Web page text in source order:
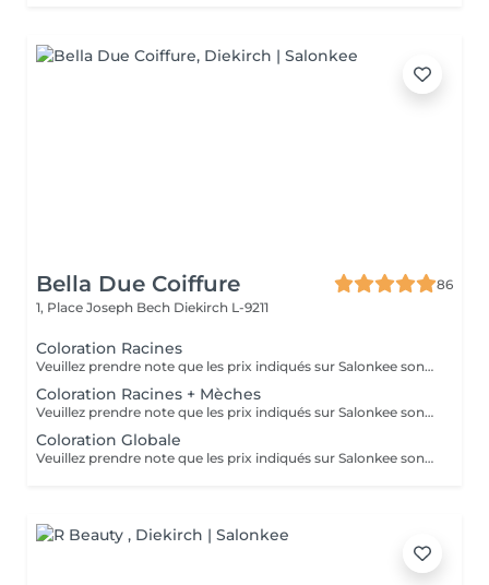
Bella Due Coiffure
86
1, Place Joseph Bech Diekirch L-9211
Coloration Racines
Veuillez prendre note que les prix indiqués sur Salonkee sont communiqués à titre informatif et s'entendent de base. Ces derniers sont susceptibles de varier selon le diagnostic réalisé à votre arrivée au salon et l'expertise du professionnel à qui vous confiez votre beauté. Dans tous les cas, un devis précis vous sera proposé et toutes réalisations de prestations seront effectuées avec votre accord. Un grand merci d'avance pour votre compréhension. Au plaisir de vous recevoir très vite.
Coloration Racines + Mèches
Veuillez prendre note que les prix indiqués sur Salonkee sont communiqués à titre informatif et s'entendent de base. Ces derniers sont susceptibles de varier selon le diagnostic réalisé à votre arrivée au salon et l'expertise du professionnel à qui vous confiez votre beauté. Dans tous les cas, un devis précis vous sera proposé et toutes réalisations de prestations seront effectuées avec votre accord. Un grand merci d'avance pour votre compréhension. Au plaisir de vous recevoir très vite.
Coloration Globale
Veuillez prendre note que les prix indiqués sur Salonkee sont communiqués à titre informatif et s'entendent de base. Ces derniers sont susceptibles de varier selon le diagnostic réalisé à votre arrivée au salon et l'expertise du professionnel à qui vous confiez votre beauté. Dans tous les cas, un devis précis vous sera proposé et toutes réalisations de prestations seront effectuées avec votre accord. Un grand merci d'avance pour votre compréhension. Au plaisir de vous recevoir très vite.